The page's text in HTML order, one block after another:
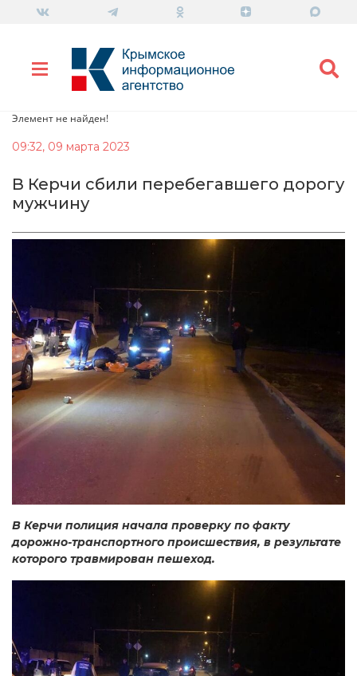
Элемент не найден!
09:32, 09 марта 2023
В Керчи сбили перебегавшего дорогу
мужчину
В Керчи полиция начала проверку по факту
дорожно-транспортного происшествия, в результате
которого травмирован пешеход.